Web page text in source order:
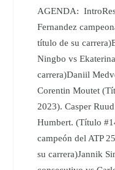
AGENDA:
Fernandez
título de su
Ningbo vs
carrera)Daniil
Corentin Moutet
2023). Casper
Humbert. (Título
campeón del ATP
su carrera)Jannik